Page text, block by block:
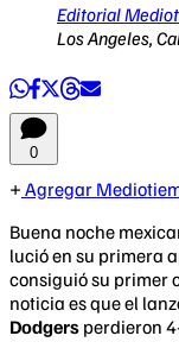
Editorial
Los Angeles,
0
Agregar
Buena noche
lució en su primera
consiguió su primer
noticia es que el
Dodgers perdieron